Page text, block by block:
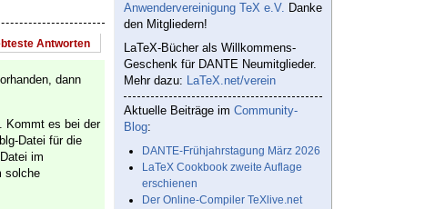
Antworten
dann
Kommt es bei der
Datei für die
im
solche
Anwendervereinigung TeX e.V. Danke
den Mitgliedern!
LaTeX-Bücher als Willkommens-
Geschenk für DANTE Neumitglieder.
Mehr dazu: LaTeX.net/verein
Aktuelle Beiträge im Community-
Blog:
DANTE-Frühjahrstagung März 2026
LaTeX Cookbook zweite Auflage
erschienen
Der Online-Compiler TeXlive.net